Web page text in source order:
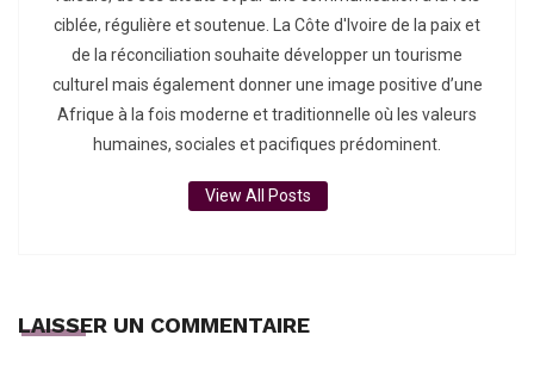
ciblée, régulière et soutenue. La Côte d'Ivoire de la paix et
de la réconciliation souhaite développer un tourisme
culturel mais également donner une image positive d’une
Afrique à la fois moderne et traditionnelle où les valeurs
humaines, sociales et pacifiques prédominent.
View All Posts
LAISSER UN COMMENTAIRE